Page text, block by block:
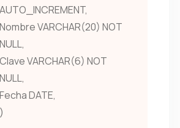
AUTO_INCREMENT,
Nombre VARCHAR(20) NOT
NULL,
Clave VARCHAR(6) NOT
NULL,
Fecha DATE,
)